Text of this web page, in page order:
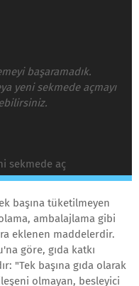
başaramadık.
yeni sekmede açmayı
sekmede aç
başına tüketilmeyen
ambalajlama gibi
eklenen maddelerdir.
göre, gıda katkı
"Tek başına gıda olarak
olmayan, besleyici